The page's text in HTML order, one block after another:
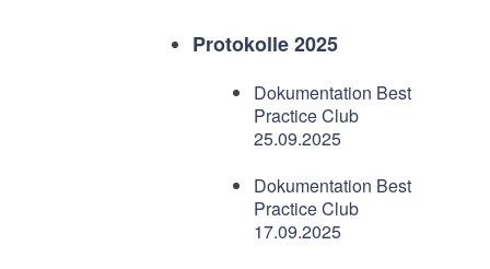
Protokolle 2025
Dokumentation Best
Practice Club
25.09.2025
Dokumentation Best
Practice Club
17.09.2025